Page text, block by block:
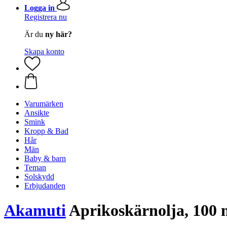
Logga in
Registrera nu
Är du ny här?
Skapa konto
Varumärken
Ansikte
Smink
Kropp & Bad
Hår
Män
Baby & barn
Teman
Solskydd
Erbjudanden
AkamutiAprikoskärnolja, 100